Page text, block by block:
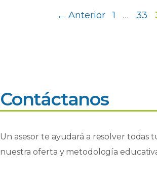
← Anterior Página
1 … 33
Contáctanos
Un asesor te ayudará a resolver todas
nuestra oferta y metodología